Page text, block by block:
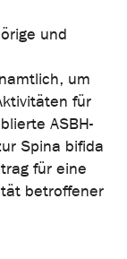
und
um
für
ASBH-
Spina bifida
für eine
betroffener